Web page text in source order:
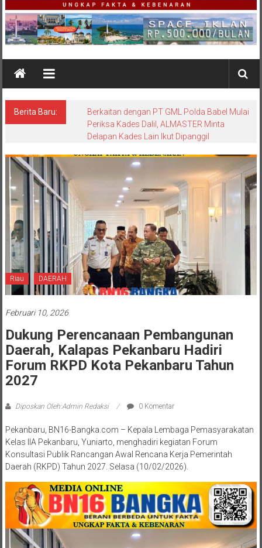
Berita Baru:
Berkaitan dengan PT GML Polda Babel Mulai
Periksa Kades Dalil, ALMASTER Minta
Delapan Kades Lain Ikut Dipanggil
Riau DAERAH
Februari 10, 2026
Dukung Perencanaan Pembangunan
Daerah, Kalapas Pekanbaru Hadiri
Forum RKPD Kota Pekanbaru Tahun
2027
Diposkan Oleh:Admin Redaksi 0 Komentar
Pekanbaru, BN16-Bangka.com – Kepala Lembaga Pemasyarakatan
Kelas IIA Pekanbaru, Yuniarto, menghadiri kegiatan Forum
Konsultasi Publik Rancangan Awal Rencana Kerja Pemerintah
Daerah (RKPD) Tahun 2027. Selasa (10/02/2026).